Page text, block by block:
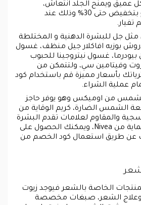
عميق ويمنح الجلد انتعاش،
ويمكنك الاستمتاع بتخفيض حتى 30% وذلك عند
مثل جل للبشرة الدهنية و المختلطة
لاروش بوزيه افاكلار جيل منظف، غسول
بيودرما، غسول نيتروجينا للحبوب
وفيتامين سي، ولتتمكن من
بأسعار مميزة قم باستخدام كود
عملية الشراء.
من اوميكس وهو يوفر حاجز
الشمس الضارة، كريم الوقاية من
والمقاوم لعلامات تقدم البشرة
في السن بعامل حماية من Nivea، ويمكنك الحصول على
طريق استعمال كود الخصم من
الخاصة بالشعر فيوجد زيوت
الشعر، صبغات مخصصة